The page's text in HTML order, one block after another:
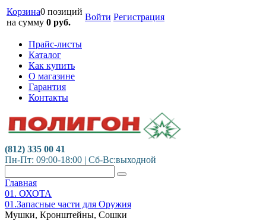
Корзина0 позиций
на сумму 0 руб.
Войти Регистрация
Прайс-листы
Каталог
Как купить
О магазине
Гарантия
Контакты
(812) 335 00 41
Пн-Пт: 09:00-18:00 | Сб-Вс:выходной
Главная
01. ОХОТА
01.Запасные части для Оружия
Мушки, Кронштейны, Сошки